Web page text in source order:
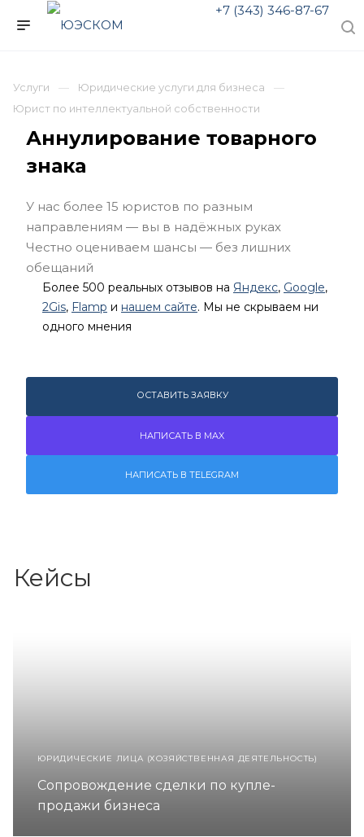
+7 (343) 346-87-67
Услуги
Юридические услуги для бизнеса
Юрист по интеллектуальной собственности
Аннулирование товарного
знака
У нас более 15 юристов по разным
направлениям — вы в надёжных руках
Честно оцениваем шансы — без лишних
обещаний
Более 500 реальных отзывов на Яндекс, Google,
2Gis, Flamp и нашем сайте. Мы не скрываем ни
одного мнения
ОСТАВИТЬ ЗАЯВКУ
НАПИСАТЬ В MAX
НАПИСАТЬ В TELEGRAM
Кейсы
ЮРИДИЧЕСКИЕ ЛИЦА (ХОЗЯЙСТВЕННАЯ ДЕЯТЕЛЬНОСТЬ)
Сопровождение сделки по купле-
продажи бизнеса